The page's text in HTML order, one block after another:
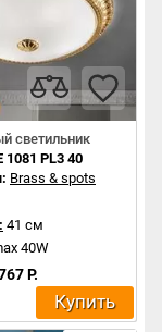
светильник
1081 PL3 40
Brass & spots
41 см
40W
Р.
Купить